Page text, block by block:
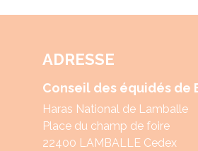
ADRESSE
Conseil des équidés de
Haras National de Lamballe
Place du champ de foire
22400 LAMBALLE Cedex